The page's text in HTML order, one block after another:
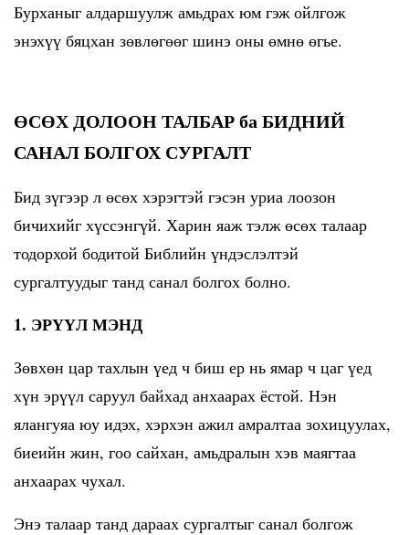
Бурханыг алдаршуулж амьдрах юм гэж ойлгож
энэхүү бяцхан зөвлөгөөг шинэ оны өмнө өгье.
ӨСӨХ ДОЛООН ТАЛБАР ба БИДНИЙ
САНАЛ БОЛГОХ СУРГАЛТ
Бид зүгээр л өсөх хэрэгтэй гэсэн уриа лоозон
бичихийг хүссэнгүй. Харин яаж тэлж өсөх талаар
тодорхой бодитой Библийн үндэслэлтэй
сургалтуудыг танд санал болгох болно.
1. ЭРҮҮЛ МЭНД
Зөвхөн цар тахлын үед ч биш ер нь ямар ч цаг үед
хүн эрүүл саруул байхад анхаарах ёстой. Нэн
ялангуяа юу идэх, хэрхэн ажил амралтаа зохицуулах,
биеийн жин, гоо сайхан, амьдралын хэв маягтаа
анхаарах чухал.
Энэ талаар танд дараах сургалтыг санал болгож